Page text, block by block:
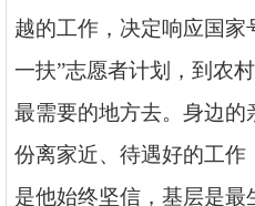
越的工作，决定响应国家
一扶”志愿者计划，到农
最需要的地方去。身边的
份离家近、待遇好的工作
是他始终坚信，基层是